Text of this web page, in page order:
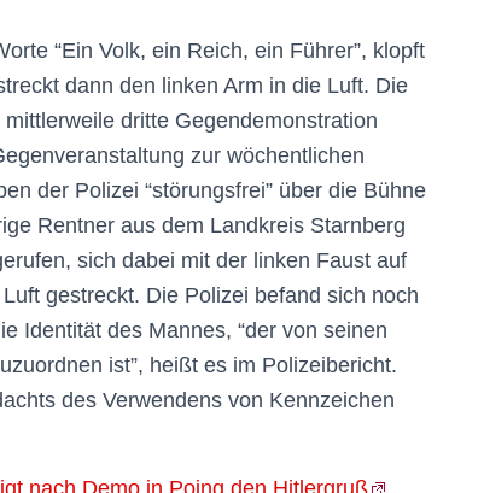
“Ein Volk, ein Reich, ein Führer”, klopft
dann den linken Arm in die Luft. Die
dritte Gegendemonstration
zur wöchentlichen
der Polizei “störungsfrei” über die Bühne
Rentner aus dem Landkreis Starnberg
sich dabei mit der linken Faust auf
gestreckt. Die Polizei befand sich noch
Identität des Mannes, “der von seinen
ist”, heißt es im Polizeibericht.
des Verwendens von Kennzeichen
nach Demo in Poing den Hitlergruß